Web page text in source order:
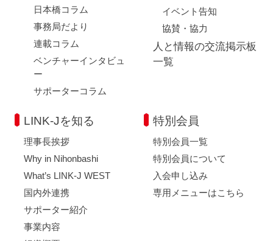
日本橋コラム
事務局だより
連載コラム
ベンチャーインタビュ
ー
サポーターコラム
イベント告知
協賛・協力
人と情報の交流掲示板
一覧
LINK-Jを知る
理事長挨拶
Why in Nihonbashi
What’s LINK-J WEST
国内外連携
サポーター紹介
事業内容
特別会員
特別会員一覧
特別会員について
入会申し込み
専用メニューはこちら